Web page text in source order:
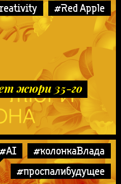
#Red Apple
жюри 35-го
#AI
#колонкаВлада
#проспалибудущее